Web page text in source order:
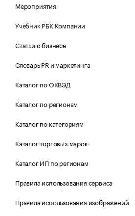
Мероприятия
Учебник РБК Компании
Статьи о бизнесе
Словарь PR и маркетинга
Каталог по ОКВЭД
Каталог по регионам
Каталог по категориям
Каталог торговых марок
Каталог ИП по регионам
Правила использования сервиса
Правила использования изображений